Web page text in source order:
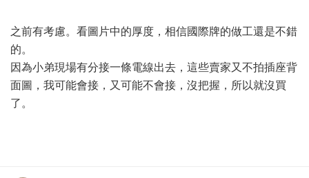
之前有考慮。看圖片中的厚度，相信國際牌的做工還是不錯
的。
因為小弟現場有分接一條電線出去，這些賣家又不拍插座背
面圖，我可能會接，又可能不會接，沒把握，所以就沒買
了。